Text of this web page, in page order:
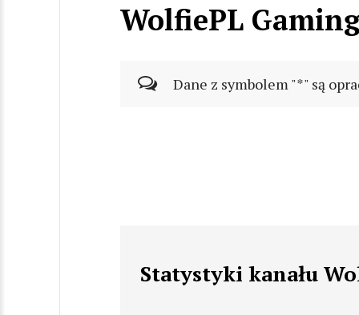
WolfiePL
Dane z symbolem "*" są
Statystyki kanału